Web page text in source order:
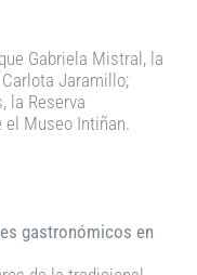
Gabriela Mistral, la
Jaramillo;
la Reserva
el Museo Intiñan.
gastronómicos en